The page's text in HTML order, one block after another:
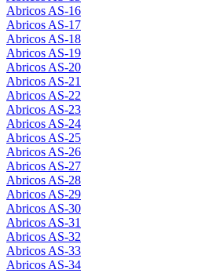
Abricos AS-16
Abricos AS-17
Abricos AS-18
Abricos AS-19
Abricos AS-20
Abricos AS-21
Abricos AS-22
Abricos AS-23
Abricos AS-24
Abricos AS-25
Abricos AS-26
Abricos AS-27
Abricos AS-28
Abricos AS-29
Abricos AS-30
Abricos AS-31
Abricos AS-32
Abricos AS-33
Abricos AS-34